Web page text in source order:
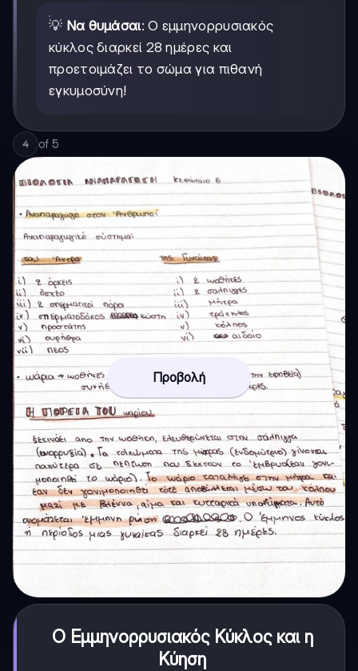
💡 Να θυμάσαι: Ο εμμηνορρυσιακός
κύκλος διαρκεί 28 ημέρες και
προετοιμάζει το σώμα για πιθανή
εγκυμοσύνη!
4 of 5
Προβολή
Ο Εμμηνορρυσιακός Κύκλος και η
Κύηση